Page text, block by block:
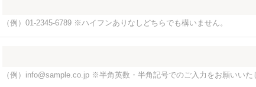
（例）01-2345-6789 ※ハイフンありなしどちらでも構いません。
（例）info@sample.co.jp ※半角英数・半角記号でのご入力をお願いいた